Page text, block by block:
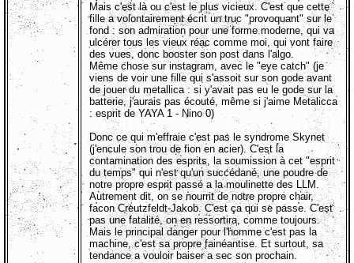
Mais c'est là ou c'est le plus vicieux. C'est que cette
fille a volontairement écrit un truc "provoquant" sur le
fond : son admiration pour une forme moderne, qui va
ulcérer tous les vieux réac comme moi, qui vont faire
des vues, donc booster son post dans l'algo.
Même chose sur instagram, avec le "eye catch" (je
viens de voir une fille qui s'assoit sur son gode avant
de jouer du metallica : si y'avait pas eu le gode sur la
batterie, j'aurais pas écouté, même si j'aime Metalicca
: esprit de YAYA 1 - Nino 0)
Donc ce qui m'effraie c'est pas le syndrome Skynet
(j'encule son trou de fion en acier). C'est la
contamination des esprits, la soumission à cet "esprit
du temps" qui n'est qu'un succédané, une poudre de
notre propre esprit passé a la moulinette des LLM.
Autrement dit, on se nourrit de notre propre chair,
facon Creutzfeldt-Jakob. C'est ça qui se passe. C'est
pas une fatalité, on en ressortira, comme toujours.
Mais le principal danger pour l'homme c'est pas la
machine, c'est sa propre fainéantise. Et surtout, sa
tendance a vouloir baiser a sec son prochain.